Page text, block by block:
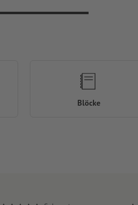
Blöcke